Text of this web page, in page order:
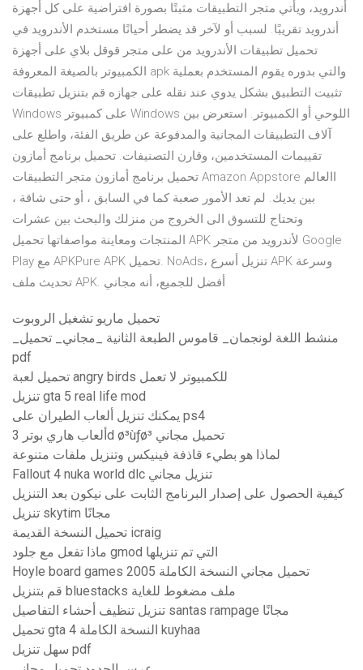
أندرويد، ويأتي متجر التطبيقات مثبتًا بصورة افتراضية على كل أجهزة
أندرويد تقريبًا. لسبب أو لآخر قد يضطر أحيانًا مستخدم الأندرويد في
تحميل تطبيقات الأندرويد من على متجر قوقل بلاي على أجهزة
الكمبيوتر بالصيغة المعروفة apk والتي بدوره يقوم المستخدم بعملية
تثبيت التطبيق بشكل يدوي عند نقله على جهازه قم بتنزيل تطبيقات
Windows على كمبيوتر Windows اللوحي أو الكمبيوتر. استعرض بين
آلاف التطبيقات المجانية والمدفوعة عن طريق الفئة، واطلع على
تقييمات المستخدمين، وقارن التصنيفات. تحميل برنامج أمازون
تحميل برنامج أمازون متجر التطبيقات Amazon Appstore االعالم
بين يديك. لم تعد الأمور صعبة كما في السابق ، أو حتى شاقة ،
وتحتاج للتسوق الى الخروج من منزلك والبحث بين عشرات
المنتجات ومعاينة مواصفاتها تحميل APK لأندرويد من متجر Google
Play مع APKPure APK تحميل. NoAds، تنزيل أسرع APK وسرعة
تحديث ملف APK. أفضل للجميع، أنه مجاني
تحميل ماريو تشغيل الروبوت
pdf
تحميل لعبة angry birds للكمبيوتر لا تعمل
تنزيل gta 5 real life mod
يمكنك تنزيل ألعاب الطيران على ps4
ألعاب هاري بوتر 3d ø³ùƒø³ تحميل مجاني
لماذا هو بطيء قاذفة فينيكس وتنزيل ملفات متنوعة
Fallout 4 nuka world dlc تنزيل مجاني
كيفية الحصول على إصدار البرنامج الثابت على نيكون بعد التنزيل
تنزيل skytim مجانًا
تحميل النسخة القديمة icraig
ماذا تفعل مع جلود gmod التي تم تنزيلها
Hoyle board games 2005 تحميل مجاني النسخة الكاملة
قم بتنزيل bluestacks ملف مضغوط للغاية
تنزيل تنظيف أحشاء التفاصيل santas rampage مجانًا
تحميل gta 4 النسخة الكاملة kuyhaa
سهل تنزيل pdf